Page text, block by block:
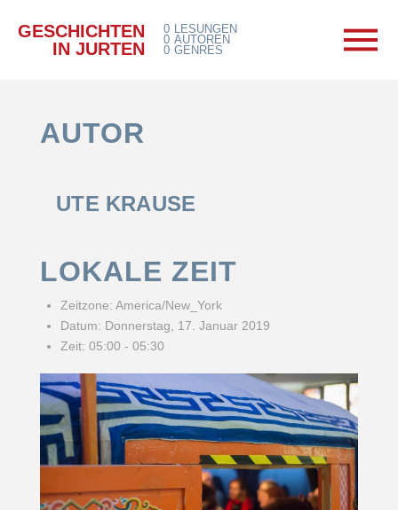
GESCHICHTEN
IN JURTEN
0
0
0
LESUNGEN
AUTOREN
GENRES
AUTOR
UTE KRAUSE
LOKALE ZEIT
Zeitzone: America/New_York
Datum: Donnerstag, 17. Januar 2019
Zeit: 05:00 - 05:30